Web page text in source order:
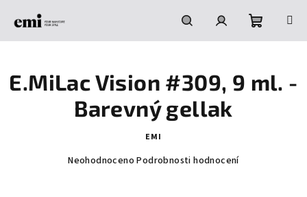
HledatPřihlášeníNákupní
košík
E.MiLac Vision #309, 9 ml. -
Barevný gellak
EMI
Průměrné
Neohodnoceno Podrobnosti hodnocení